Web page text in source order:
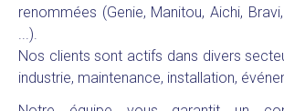
renommées (Genie, Manitou, Aichi,
...​​​​​).
Nos clients sont actifs dans divers
industrie, maintenance, installation,